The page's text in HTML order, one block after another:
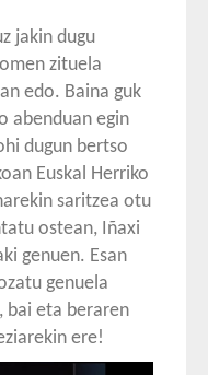
jakin dugu
zituela
edo. Baina guk
abenduan egin
dugun bertso
Euskal Herriko
saritzea otu
ostean, Iñaxi
genuen. Esan
genuela
bai eta beraren
ere!